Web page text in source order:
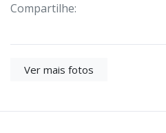
Compartilhe:
Ver mais fotos